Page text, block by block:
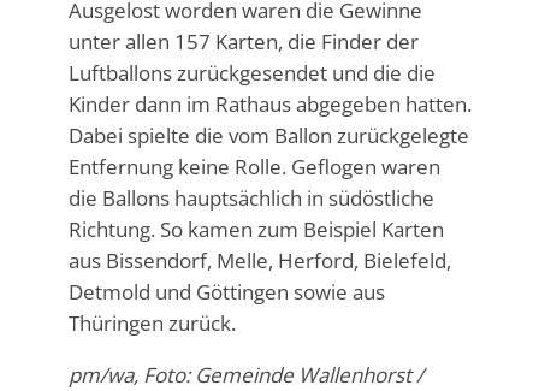
Ausgelost worden waren die Gewinne
unter allen 157 Karten, die Finder der
Luftballons zurückgesendet und die die
Kinder dann im Rathaus abgegeben hatten.
Dabei spielte die vom Ballon zurückgelegte
Entfernung keine Rolle. Geflogen waren
die Ballons hauptsächlich in südöstliche
Richtung. So kamen zum Beispiel Karten
aus Bissendorf, Melle, Herford, Bielefeld,
Detmold und Göttingen sowie aus
Thüringen zurück.
pm/wa, Foto: Gemeinde Wallenhorst /